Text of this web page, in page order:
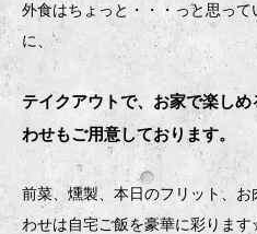
外食はちょっと・・・っと思っ
に、
テイクアウトで、お家で楽し
わせもご用意しております。
前菜、燻製、本日のフリット、
わせは自宅ご飯を豪華に彩ります